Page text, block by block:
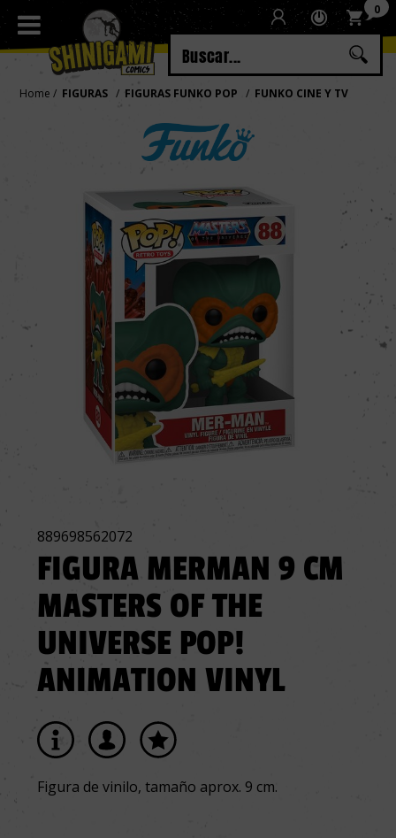
Regístrate
Iniciar sesión 0
Home FIGURAS FIGURAS FUNKO POP FUNKO CINE Y TV
889698562072
FIGURA MERMAN 9 CM
MASTERS OF THE
UNIVERSE POP!
ANIMATION VINYL
Figura de vinilo, tamaño aprox. 9 cm.